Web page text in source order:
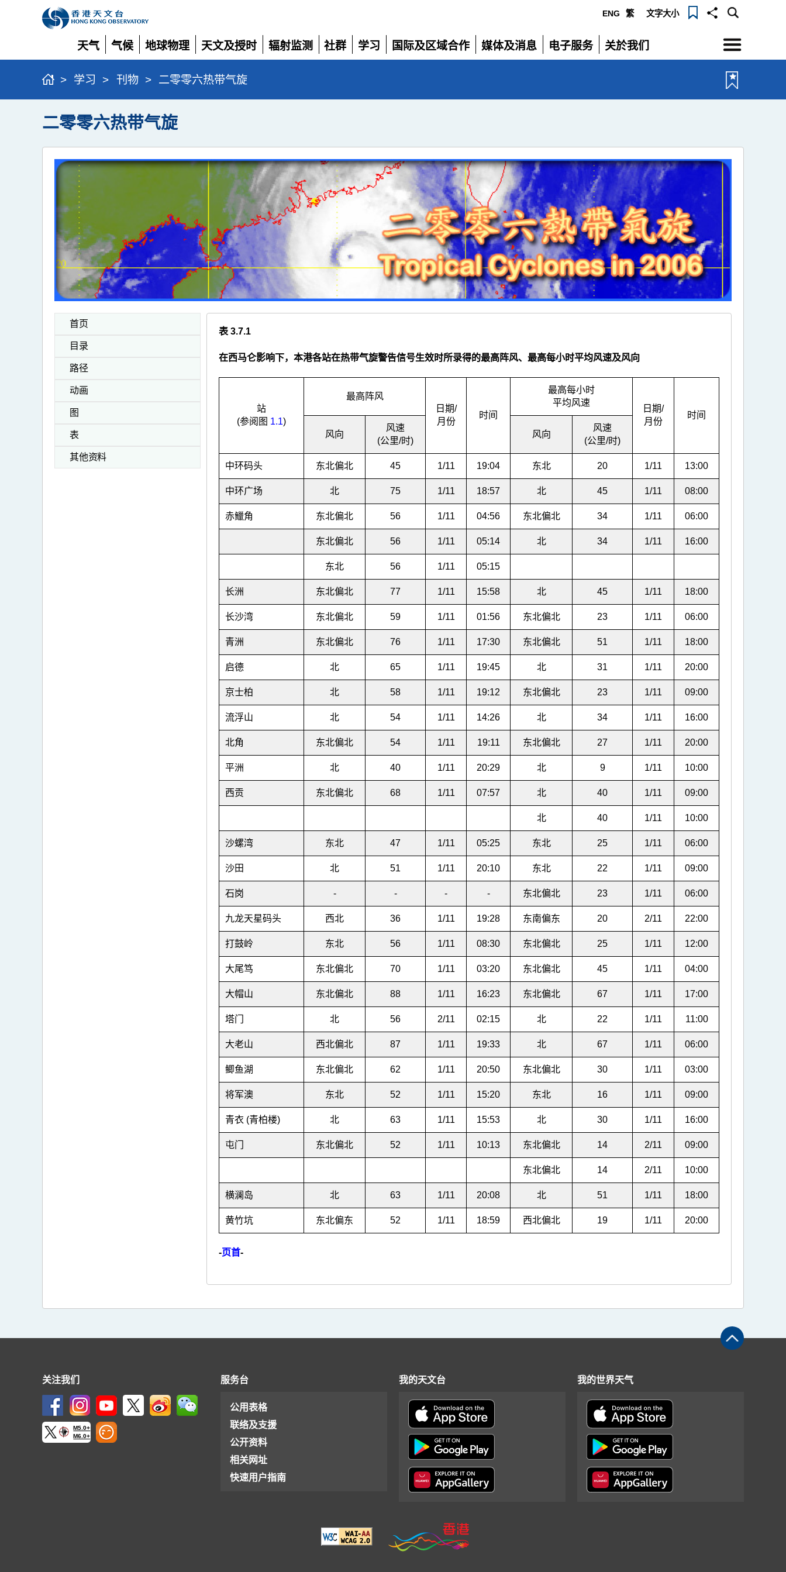
ENG 繁 文字大小
天气
展
开
气候
展
开
地球物理
展
开
天文及授时
展
开
辐射监测
展
社群
展
学习
展
国际及区域合作
展
媒体及消息
展
电子服务
展
关於我们
展
选
单
> 学习 > 刊物 > 二零零六热带气旋
二零零六热带气旋
首页
目录
路径
动画
图
表
其他资料
表 3.7.1
在西马仑影响下，本港各站在热带气旋警告信号生效时所录得的最高阵风、最高每小时平均风速及风向
站
(参阅图 1.1)
最高阵风
日期/
月份
时间
最高每小时
平均风速
日期/
月份
时间
风向
风速
(公里/时)
风向
风速
(公里/时)
中环码头 东北偏北 45 1/11 19:04 东北 20 1/11 13:00
中环广场 北 75 1/11 18:57 北 45 1/11 08:00
赤鱲角 东北偏北 56 1/11 04:56 东北偏北 34 1/11 06:00
东北偏北 56 1/11 05:14 北 34 1/11 16:00
东北 56 1/11 05:15
长洲 东北偏北 77 1/11 15:58 北 45 1/11 18:00
长沙湾 东北偏北 59 1/11 01:56 东北偏北 23 1/11 06:00
青洲 东北偏北 76 1/11 17:30 东北偏北 51 1/11 18:00
启德 北 65 1/11 19:45 北 31 1/11 20:00
京士柏 北 58 1/11 19:12 东北偏北 23 1/11 09:00
流浮山 北 54 1/11 14:26 北 34 1/11 16:00
北角 东北偏北 54 1/11 19:11 东北偏北 27 1/11 20:00
平洲 北 40 1/11 20:29 北 9 1/11 10:00
西贡 东北偏北 68 1/11 07:57 北 40 1/11 09:00
北 40 1/11 10:00
沙螺湾 东北 47 1/11 05:25 东北 25 1/11 06:00
沙田 北 51 1/11 20:10 东北 22 1/11 09:00
石岗 - - - - 东北偏北 23 1/11 06:00
九龙天星码头 西北 36 1/11 19:28 东南偏东 20 2/11 22:00
打鼓岭 东北 56 1/11 08:30 东北偏北 25 1/11 12:00
大尾笃 东北偏北 70 1/11 03:20 东北偏北 45 1/11 04:00
大帽山 东北偏北 88 1/11 16:23 东北偏北 67 1/11 17:00
塔门 北 56 2/11 02:15 北 22 1/11 11:00
大老山 西北偏北 87 1/11 19:33 北 67 1/11 06:00
鲫鱼湖 东北偏北 62 1/11 20:50 东北偏北 30 1/11 03:00
将军澳 东北 52 1/11 15:20 东北 16 1/11 09:00
青衣 (青柏楼) 北 63 1/11 15:53 北 30 1/11 16:00
屯门 东北偏北 52 1/11 10:13 东北偏北 14 2/11 09:00
东北偏北 14 2/11 10:00
横澜岛 北 63 1/11 20:08 北 51 1/11 18:00
黄竹坑 东北偏东 52 1/11 18:59 西北偏北 19 1/11 20:00
-页首-
关注我们
M5.0+
M6.0+
服务台
公用表格
联络及支援
公开资料
相关网址
快速用户指南
我的天文台 我的世界天气